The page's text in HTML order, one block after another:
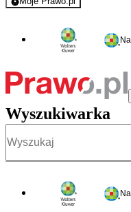
- rejestracja i
Wyszukiwarka